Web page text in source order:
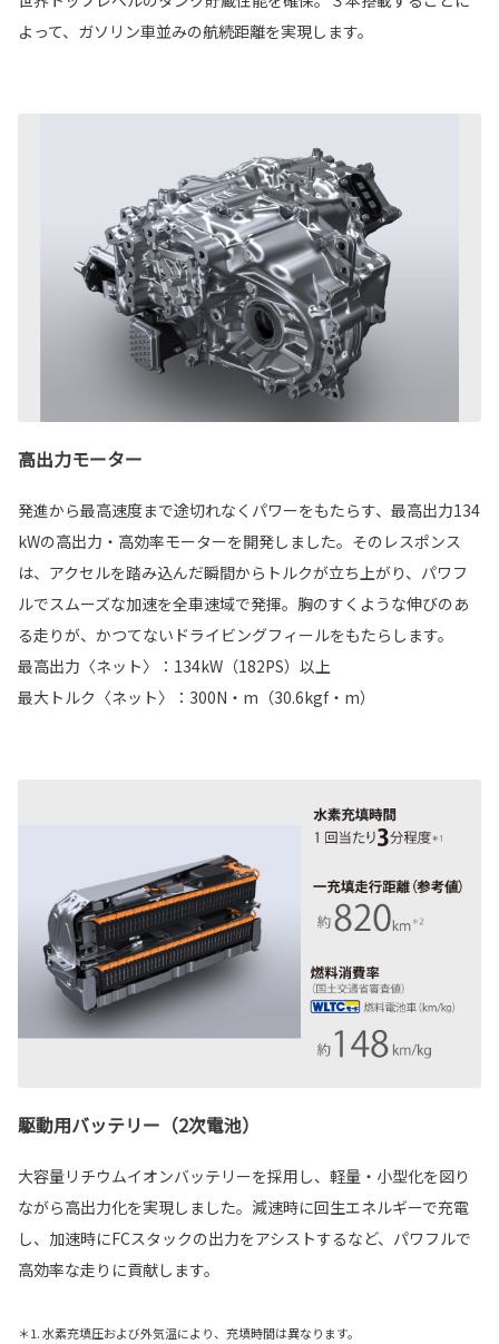
よって、ガソリン車並みの航続距離を実現します。
高出力モーター
発進から最高速度まで途切れなくパワーをもたらす、最高出力134
kWの高出力・高効率モーターを開発しました。そのレスポンス
は、アクセルを踏み込んだ瞬間からトルクが立ち上がり、パワフ
ルでスムーズな加速を全車速域で発揮。胸のすくような伸びのあ
る走りが、かつてないドライビングフィールをもたらします。
最高出力〈ネット〉：134kW（182PS）以上
最大トルク〈ネット〉：300N・m（30.6kgf・m）
駆動用バッテリー（2次電池）
大容量リチウムイオンバッテリーを採用し、軽量・小型化を図り
ながら高出力化を実現しました。減速時に回生エネルギーで充電
し、加速時にFCスタックの出力をアシストするなど、パワフルで
高効率な走りに貢献します。
＊1. 水素充填圧および外気温により、充填時間は異なります。